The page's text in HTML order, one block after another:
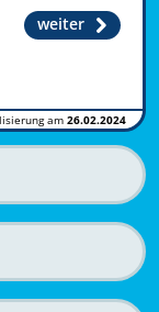
weiter
am 26.02.2024